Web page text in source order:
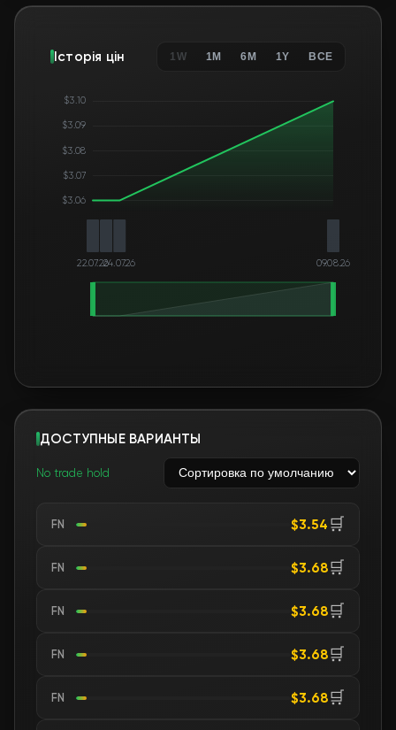
Історія цін 1W 1M 6M 1Y ВСЕ
$3.06
$3.07
$3.08
$3.09
$3.10
22.07.2624.07.26 09.08.26
ДОСТУПНЫЕ ВАРИАНТЫ
No trade hold
FN $3.54 🛒
FN $3.68🛒
FN $3.68🛒
FN $3.68🛒
FN $3.68🛒